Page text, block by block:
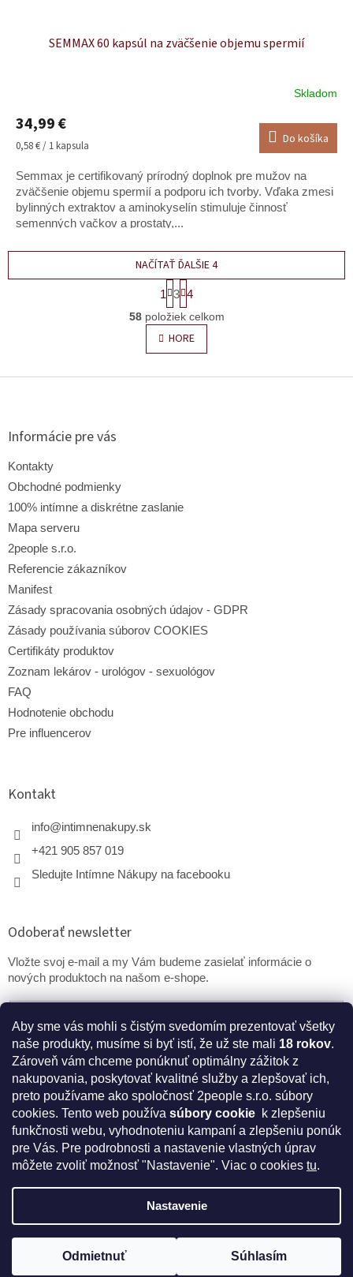
Aby sme vás mohli s čistým svedomím prezentovať všetky
naše produkty, musíme si byť istí, že už ste mali 18 rokov.
Zároveň vám chceme ponúknuť optimálny zážitok z
nakupovania, poskytovať kvalitné služby a zlepšovať ich,
preto používame ako spoločnosť 2people s.r.o. súbory
cookies. Tento web používa súbory cookie k zlepšeniu
funkčnosti webu, vyhodnoteniu kampaní a zlepšeniu ponúk
pre Vás. Pre podrobnosti a nastavenie vlastných úprav
môžete zvoliť možnosť "Nastavenie". Viac o cookies tu.
Nastavenie
Odmietnuť Súhlasím
SEMMAX 60 kapsúl na zväčšenie objemu spermií
produktu
je
4,7
z
hviezdičiek.
Skladom
34,99 €
Jednotková
0,58 € / 1 kapsula Do košíka
Semmax je certifikovaný prírodný doplnok pre mužov na
zväčšenie objemu spermií a podporu ich tvorby. Vďaka zmesi
bylinných extraktov a aminokyselín stimuluje činnosť
semenných vačkov a prostaty,...
O
v
l
á
a
y
NAČÍTAŤ ĎALŠIE 4
S
t
r
á
n
k
v
1 3 4
58položiek celkom
HORE
Z
Informácie pre vás
Kontakty
Obchodné podmienky
100% intímne a diskrétne zaslanie
Mapa serveru
2people s.r.o.
Referencie zákazníkov
Manifest
Zásady spracovania osobných údajov - GDPR
Zásady používania súborov COOKIES
Certifikáty produktov
Zoznam lekárov - urológov - sexuológov
FAQ
Hodnotenie obchodu
Pre influencerov
Kontakt
info@intimnenakupy.sk
+421 905 857 019
Sledujte Intímne Nákupy na facebooku
Odoberať newsletter
Vložte svoj e-mail a my Vám budeme zasielať informácie o
nových produktoch na našom e-shope.
PRIHLÁSIŤ SA
* Disclaimer: Bezpečnostné prehlásenie k výživovým
doplnkom a kozmetike
Vytvoril Shoptet
Copyright 2026IntímneNákupy.sk . Všetky práva vyhradené.